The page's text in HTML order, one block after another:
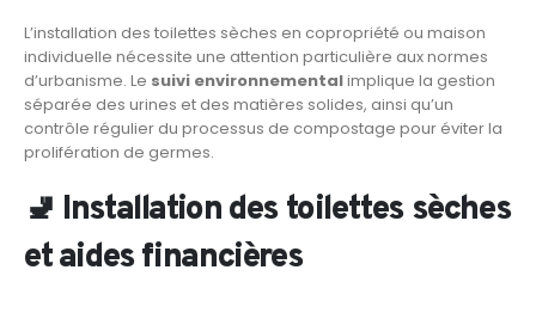
L’installation des toilettes sèches en copropriété ou maison
individuelle nécessite une attention particulière aux normes
d’urbanisme. Le suivi environnementalimplique la gestion
séparée des urines et des matières solides, ainsi qu’un
contrôle régulier du processus de compostage pour éviter la
prolifération de germes.
🚽 Installation des toilettes sèches
et aides financières